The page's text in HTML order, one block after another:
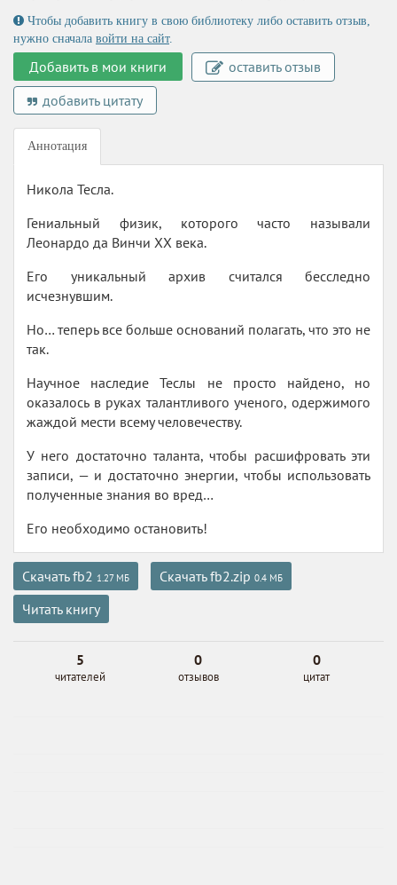
Чтобы добавить книгу в свою библиотеку либо оставить отзыв,
нужно сначала войти на сайт.
Добавить в мои книги
оставить отзыв
добавить цитату
Аннотация
Никола Тесла.
Гениальный физик, которого часто называли
Леонардо да Винчи XX века.
Его уникальный архив считался бесследно
исчезнувшим.
Но… теперь все больше оснований полагать, что это не
так.
Научное наследие Теслы не просто найдено, но
оказалось в руках талантливого ученого, одержимого
жаждой мести всему человечеству.
У него достаточно таланта, чтобы расшифровать эти
записи, — и достаточно энергии, чтобы использовать
полученные знания во вред…
Его необходимо остановить!
Скачать fb2 1.27 МБ Скачать fb2.zip 0.4 МБ
Читать книгу
5
читателей
0
отзывов
0
цитат